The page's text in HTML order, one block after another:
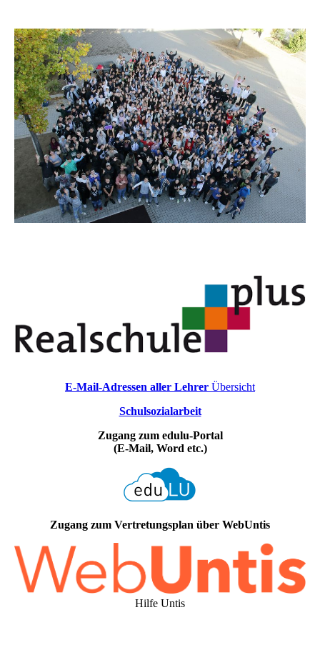
E-Mail-Adressen aller Lehrer Übersicht
Schulsozialarbeit
Zugang zum edulu-Portal
(E-Mail, Word etc.)
Zugang zum Vertretungsplan über WebUntis
Hilfe Untis